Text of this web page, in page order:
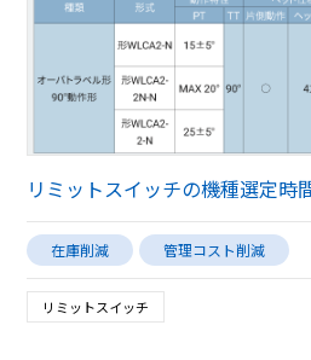
リミットスイッチの機種選定時
在庫削減 管理コスト削減
リミットスイッチ